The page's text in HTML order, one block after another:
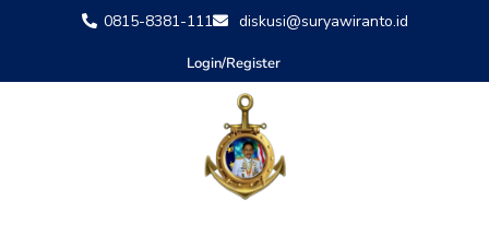
0815-8381-111 diskusi@suryawiranto.id
Login/Register